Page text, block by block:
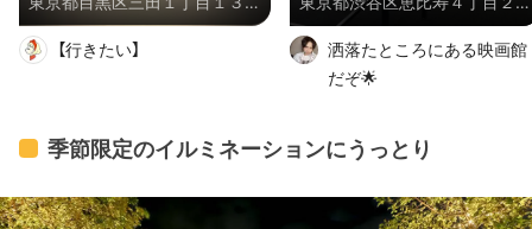
３ 恵比寿ガーデンプレイス内
【行きたい】
０-２
洒落たところにある映画館
だぞ🌟
季節限定のイルミネーションにうっとり